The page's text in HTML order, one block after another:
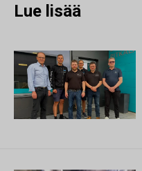
Lue lisää